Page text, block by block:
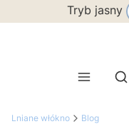
Tryb jasny
Lniane włókno Blog